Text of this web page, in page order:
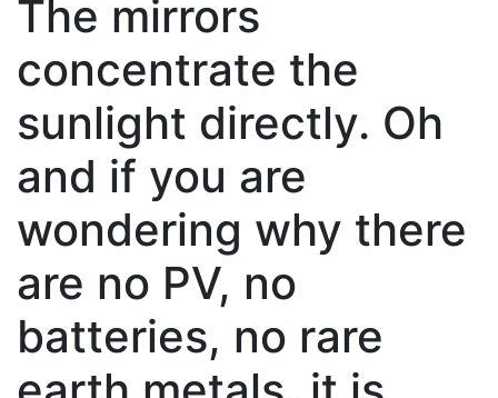
The mirrors
concentrate the
sunlight directly. Oh
and if you are
wondering why there
are no PV, no
batteries, no rare